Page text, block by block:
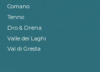
Comano
Tenno
Dro & Drena
Valle dei Laghi
Val di Gresta